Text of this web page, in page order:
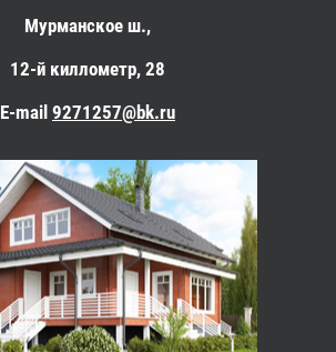
Мурманское ш.,
12-й киллометр, 28
E-mail 9271257@bk.ru